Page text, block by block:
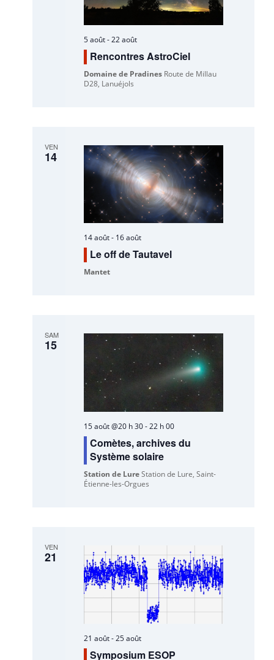
5 août-22 août
Rencontres AstroCiel
Domaine de Pradines Route de Millau
D28, Lanuéjols
VEN
14
14 août- 16 août
Le off de Tautavel
Mantet
SAM
15
15 août @20 h 30-22 h 00
Comètes, archives du
Système solaire
Station de LureStation de Lure, Saint-
Étienne-les-Orgues
VEN
21
21 août-25 août
Symposium ESOP